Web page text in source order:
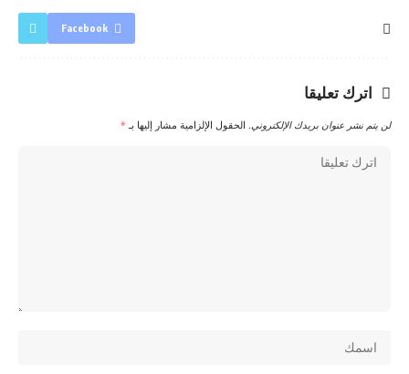
Facebook
اترك تعليقا
لن يتم نشر عنوان بريدك الإلكتروني. الحقول الإلزامية مشار إليها بـ *